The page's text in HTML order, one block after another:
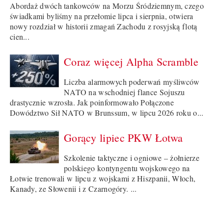
Abordaż dwóch tankowców na Morzu Śródziemnym, czego
świadkami byliśmy na przełomie lipca i sierpnia, otwiera
nowy rozdział w historii zmagań Zachodu z rosyjską flotą
cien...
Coraz więcej Alpha Scramble
Liczba alarmowych poderwań myśliwców
NATO na wschodniej flance Sojuszu
drastycznie wzrosła. Jak poinformowało Połączone
Dowództwo Sił NATO w Brunssum, w lipcu 2026 roku o...
Gorący lipiec PKW Łotwa
Szkolenie taktyczne i ogniowe – żołnierze
polskiego kontyngentu wojskowego na
Łotwie trenowali w lipcu z wojskami z Hiszpanii, Włoch,
Kanady, ze Słowenii i z Czarnogóry. ...